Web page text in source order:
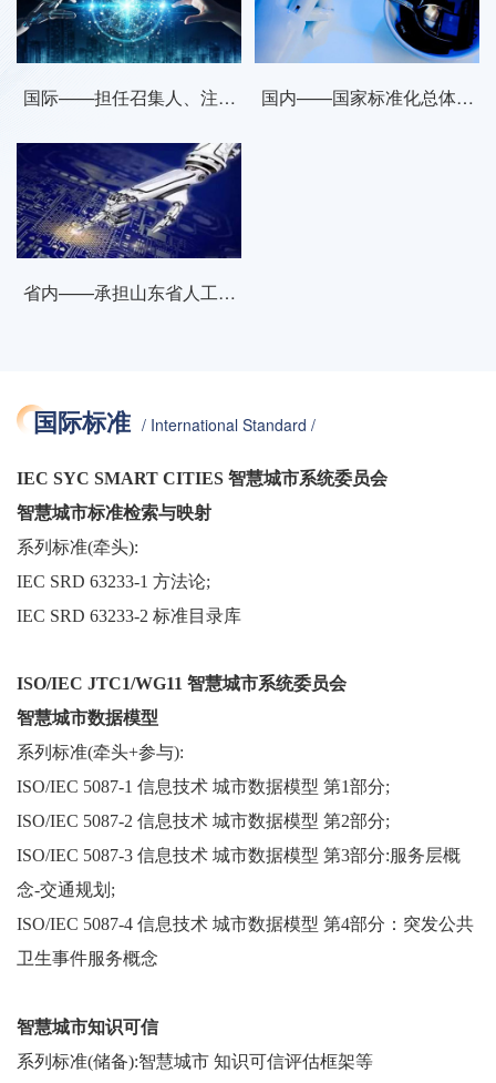
国际——担任召集人、注册
制定
国内——国家标准化总体组
省内——承担山东省人工智
国际标准 / International Standard /
IEC SYC SMART CITIES 智慧城市系统委员会
智慧城市标准检索与映射
系列标准(牵头):
IEC SRD 63233-1 方法论;
IEC SRD 63233-2 标准目录库
ISO/IEC JTC1/WG11 智慧城市系统委员会
智慧城市数据模型
系列标准(牵头+参与):
ISO/IEC 5087-1 信息技术 城市数据模型 第1部分;
ISO/IEC 5087-2 信息技术 城市数据模型 第2部分;
ISO/IEC 5087-3 信息技术 城市数据模型 第3部分:服务层概
念-交通规划 ;
ISO/IEC 5087-4 信息技术 城市数据模型 第4部分：突发公共
卫生事件服务概念
智慧城市知识可信
系列标准(储备):智慧城市 知识可信评估框架等